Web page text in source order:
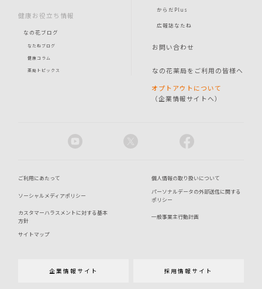
健康お役立ち情報
なの花ブログ
なたねブログ
健康コラム
薬局トピックス
からだPlus
広報誌なたね
お問い合わせ
なの花薬局をご利用の皆様へ
オプトアウトについて
（企業情報サイトへ）
企業情報サイト 採用情報サイト
ご利用にあたって 個人情報の取り扱いについて
ソーシャルメディアポリシー
パーソナルデータの外部送信に関する
ポリシー
カスタマーハラスメントに対する基本
方針
一般事業主行動計画
サイトマップ